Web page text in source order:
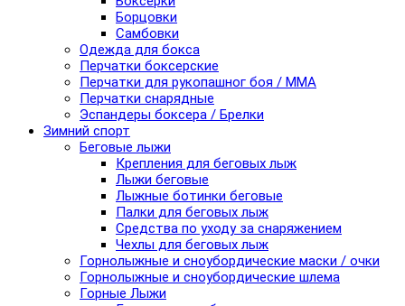
Борцовки
Самбовки
Одежда для бокса
Перчатки боксерские
Перчатки для рукопашног боя / ММА
Перчатки снарядные
Эспандеры боксера / Брелки
Зимний спорт
Беговые лыжи
Крепления для беговых лыж
Лыжи беговые
Лыжные ботинки беговые
Палки для беговых лыж
Средства по уходу за снаряжением
Чехлы для беговых лыж
Горнолыжные и сноубордические маски / очки
Горнолыжные и сноубордические шлема
Горные Лыжи